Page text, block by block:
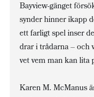
Bayview-gänget
synder hinner ikapp
ett farligt spel inser
drar i trådarna – och
vet vem man kan lita
Karen M. McManus